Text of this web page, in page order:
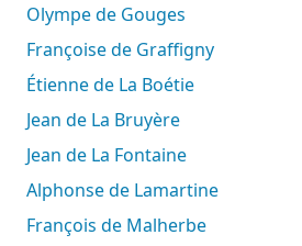
Olympe de Gouges
Françoise de Graffigny
Étienne de La Boétie
Jean de La Bruyère
Jean de La Fontaine
Alphonse de Lamartine
François de Malherbe